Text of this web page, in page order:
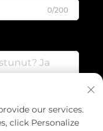
0/200
our services.
click Personalize